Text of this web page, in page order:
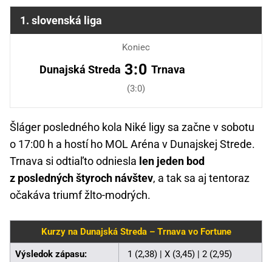
1. slovenská liga
Koniec
Dunajská Streda 3:0 Trnava
(3:0)
Šláger posledného kola Niké ligy sa začne v sobotu
o 17:00 h a hostí ho MOL Aréna v Dunajskej Strede.
Trnava si odtiaľto odniesla len jeden bod
z posledných štyroch návštev, a tak sa aj tentoraz
očakáva triumf žlto-modrých.
Kurzy na Dunajská Streda – Trnava vo Fortune
Výsledok zápasu: 1 (2,38) | X (3,45) | 2 (2,95)